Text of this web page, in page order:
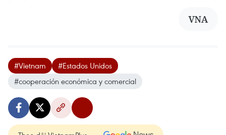
VNA
#Vietnam
#Estados Unidos
#cooperación económica y comercial